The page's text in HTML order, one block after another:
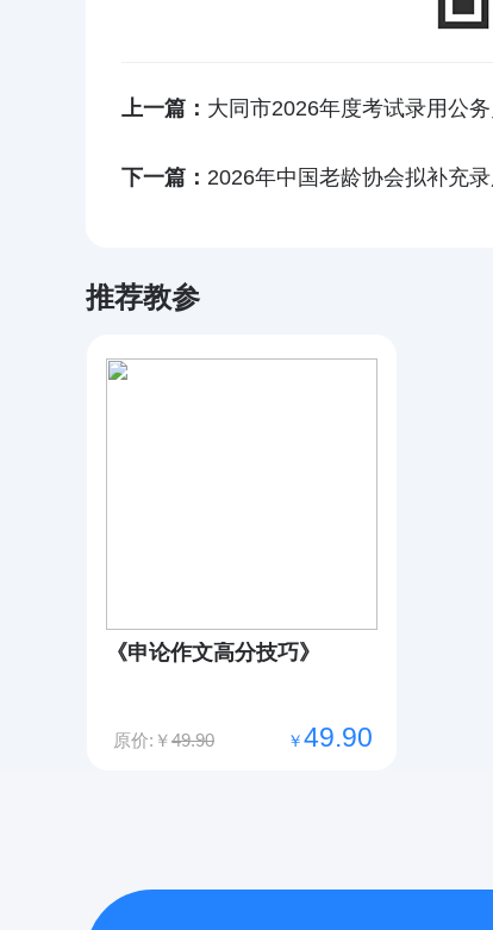
上一篇： 大同市2026年度考试录用公
下一篇： 2026年中国老龄协会拟补充
推荐教参
《申论作文高分技巧》
原价:￥49.90 ￥49.90